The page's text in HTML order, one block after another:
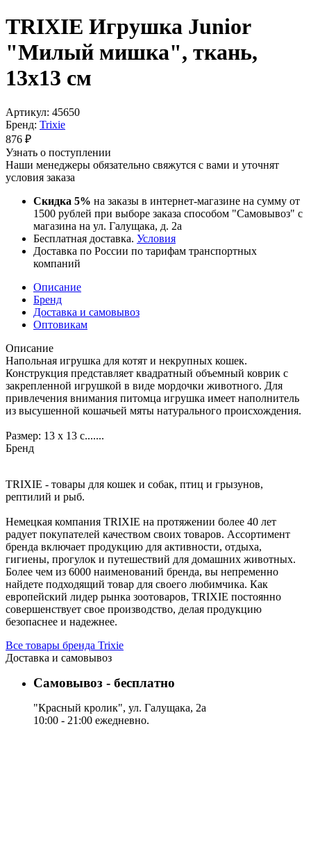
TRIXIE Игрушка Junior
"Милый мишка", ткань,
13х13 см
Артикул: 45650
Бренд: Trixie
876 ₽
Узнать о поступлении
Наши менеджеры обязательно свяжутся с вами и уточнят
условия заказа
Скидка 5% на заказы в интернет-магазине на сумму от
1500 рублей при выборе заказа способом "Самовывоз" с
магазина на ул. Галущака, д. 2а
Бесплатная доставка. Условия
Доставка по России по тарифам транспортных
компаний
Описание
Бренд
Доставка и самовывоз
Оптовикам
Описание
Напольная игрушка для котят и некрупных кошек.
Конструкция представляет квадратный объемный коврик с
закрепленной игрушкой в виде мордочки животного. Для
привлечения внимания питомца игрушка имеет наполнитель
из высушенной кошачьей мяты натурального происхождения.
Размер: 13 х 13 с.......
Бренд
TRIXIE - товары для кошек и собак, птиц и грызунов,
рептилий и рыб.
Немецкая компания TRIXIE на протяжении более 40 лет
радует покупателей качеством своих товаров. Ассортимент
бренда включает продукцию для активности, отдыха,
гигиены, прогулок и путешествий для домашних животных.
Более чем из 6000 наименований бренда, вы непременно
найдете подходящий товар для своего любимчика. Как
европейский лидер рынка зоотоваров, TRIXIE постоянно
совершенствует свое производство, делая продукцию
безопаснее и надежнее.
Все товары бренда Trixie
Доставка и самовывоз
Самовывоз - бесплатно
"Красный кролик", ул. Галущака, 2а
10:00 - 21:00 ежедневно.